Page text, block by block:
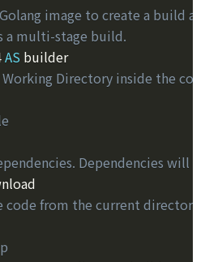
image to create a build
a multi-stage build.
AS builder
Directory inside the
Dependencies will
code from the current
Copy